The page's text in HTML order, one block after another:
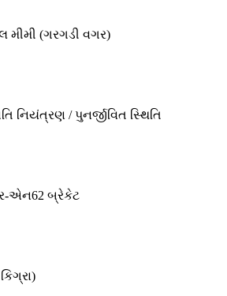
મીમી (ગરગડી વગર)
નિયંત્રણ / પુનર્જીવિત સ્થિતિ
એન62 બ્રેકેટ